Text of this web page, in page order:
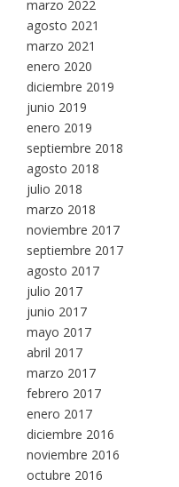
marzo 2022
agosto 2021
marzo 2021
enero 2020
diciembre 2019
junio 2019
enero 2019
septiembre 2018
agosto 2018
julio 2018
marzo 2018
noviembre 2017
septiembre 2017
agosto 2017
julio 2017
junio 2017
mayo 2017
abril 2017
marzo 2017
febrero 2017
enero 2017
diciembre 2016
noviembre 2016
octubre 2016